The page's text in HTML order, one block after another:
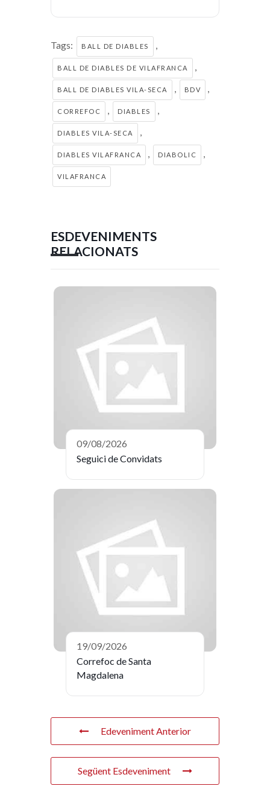
Tags: BALL DE DIABLES ,
BALL DE DIABLES DE VILAFRANCA ,
BALL DE DIABLES VILA-SECA , BDV ,
CORREFOC , DIABLES ,
DIABLES VILA-SECA ,
DIABLES VILAFRANCA , DIABOLIC ,
VILAFRANCA
ESDEVENIMENTS
RELACIONATS
09/08/2026
Seguici de Convidats
19/09/2026
Correfoc de Santa
Magdalena
Edeveniment Anterior
Següent Esdeveniment